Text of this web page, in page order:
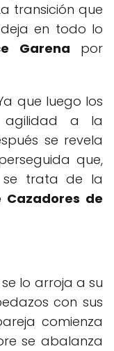
transición que
en todo lo
Garena por
que luego los
agilidad a la
se revela
que,
se trata de la
Cazadores de
lo arroja a su
con sus
comienza
se abalanza